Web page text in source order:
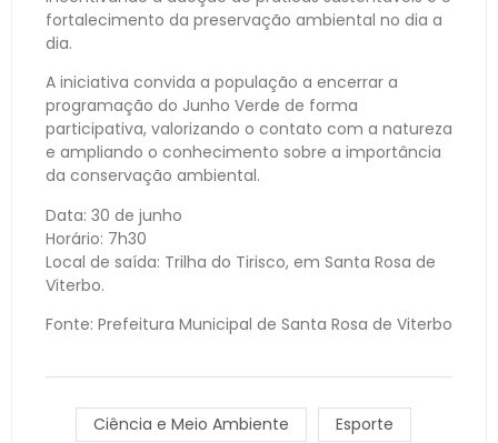
fortalecimento da preservação ambiental no dia a
dia.
A iniciativa convida a população a encerrar a
programação do Junho Verde de forma
participativa, valorizando o contato com a natureza
e ampliando o conhecimento sobre a importância
da conservação ambiental.
Data: 30 de junho
Horário: 7h30
Local de saída: Trilha do Tirisco, em Santa Rosa de
Viterbo.
Fonte: Prefeitura Municipal de Santa Rosa de Viterbo
Ciência e Meio Ambiente Esporte